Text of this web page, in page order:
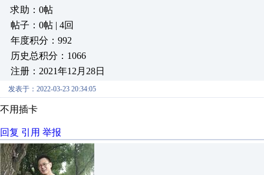
求助：0帖
帖子：0帖 | 4回
年度积分：992
历史总积分：1066
注册：2021年12月28日
发表于：2022-03-23 20:34:05
不用插卡
回复 引用 举报